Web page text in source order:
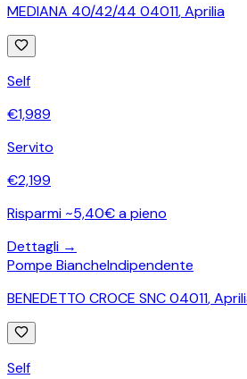
MEDIANA 40/42/44 04011,Aprilia
Self
€1,989
Servito
€2,199
Risparmi ~5,40€ a pieno
Dettagli →
Pompe BiancheIndipendente
BENEDETTO CROCE SNC 04011,
Self